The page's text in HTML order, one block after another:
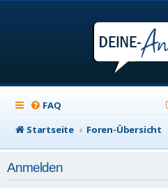
FAQ
Startseite
Foren-Übersicht
Anmelden